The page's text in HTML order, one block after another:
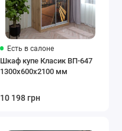
Есть в салоне
Шкаф купе Класик ВП-647
1300х600х2100 мм
10 198 грн